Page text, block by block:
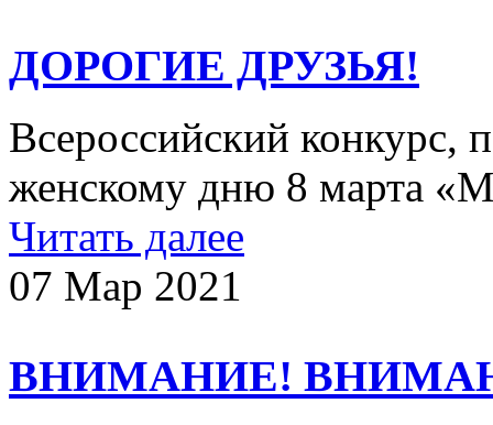
ДОРОГИЕ ДРУЗЬЯ!
Всероссийский
женскому дню 8 марта
Читать далее
07 Мар 2021
ВНИМАНИЕ!